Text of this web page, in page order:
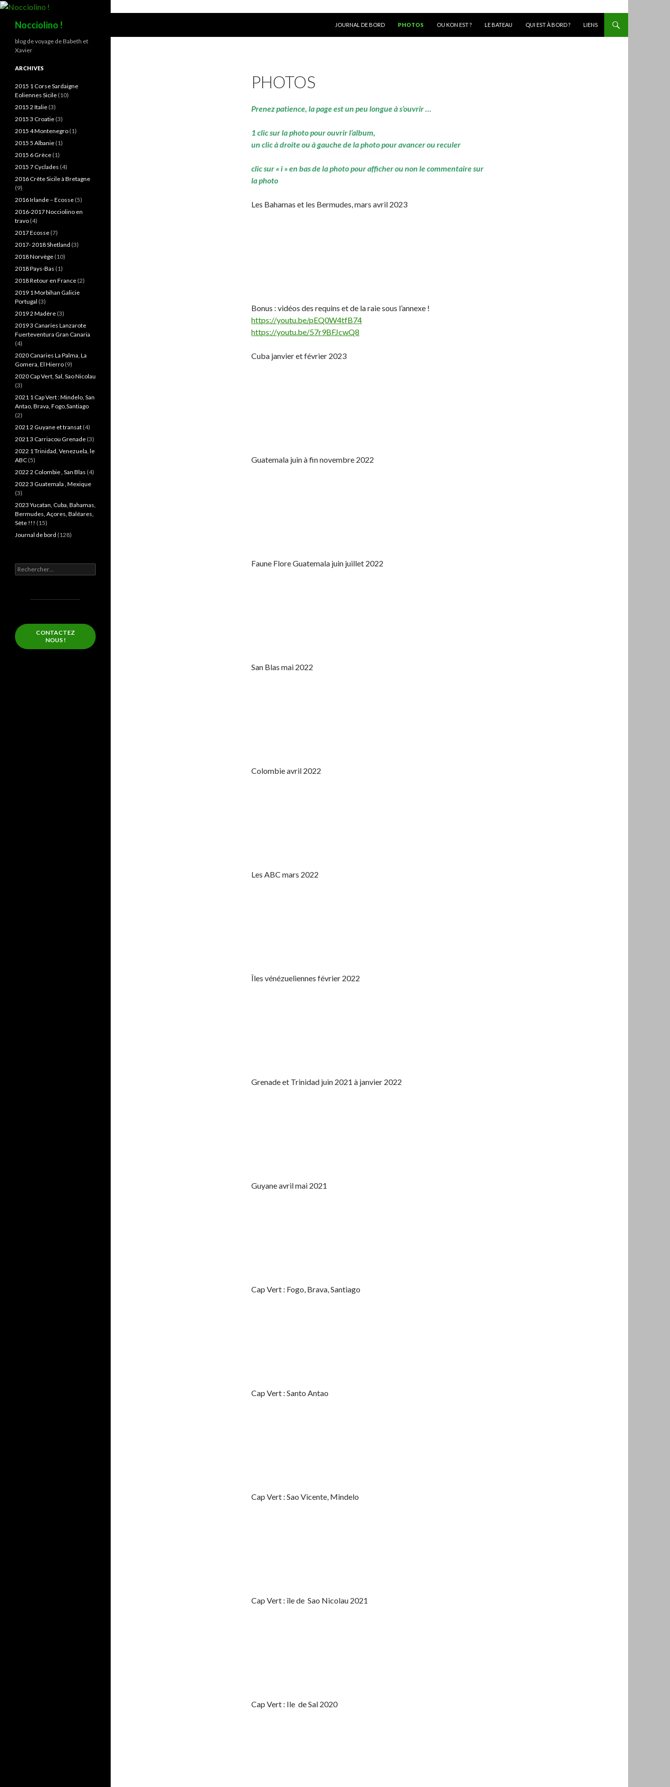
Nocciolino !
JOURNAL DE BORD
PHOTOS OU KON EST ? LE BATEAU QUI EST À BORD ? LIENS
PHOTOS
Prenez patience, la page est un peu longue à s’ouvrir …
1 clic sur la photo pour ouvrir l’album,
un clic à droite ou à gauche de la photo pour avancer ou reculer
clic sur « i » en bas de la photo pour afficher ou non le commentaire sur
la photo
Les Bahamas et les Bermudes, mars avril 2023
Bonus : vidéos des requins et de la raie sous l’annexe !
https://youtu.be/pEQ0W4tfB74
https://youtu.be/57r9BFJcwQ8
Cuba janvier et février 2023
Guatemala juin à fin novembre 2022
Faune Flore Guatemala juin juillet 2022
San Blas mai 2022
Colombie avril 2022
Les ABC mars 2022
Îles vénézueliennes février 2022
Grenade et Trinidad juin 2021 à janvier 2022
Guyane avril mai 2021
Cap Vert : Fogo, Brava, Santiago
Cap Vert : Santo Antao
Cap Vert : Sao Vicente, Mindelo
Cap Vert : île de Sao Nicolau 2021
Cap Vert : Ile de Sal 2020
blog de voyage de Babeth et
Xavier
ARCHIVES
2015 1 Corse Sardaigne
Eoliennes Sicile (10)
2015 2 Italie (3)
2015 3 Croatie (3)
2015 4 Montenegro (1)
2015 5 Albanie (1)
2015 6 Grèce (1)
2015 7 Cyclades (4)
2016 Crête Sicile à Bretagne
(9)
2016 Irlande – Ecosse (5)
2016-2017 Nocciolino en
travo (4)
2017 Ecosse (7)
2017- 2018 Shetland (3)
2018 Norvège (10)
2018 Pays-Bas (1)
2018 Retour en France (2)
2019 1 Morbihan Galicie
Portugal (3)
2019 2 Madère (3)
2019 3 Canaries Lanzarote
Fuerteventura Gran Canaria
(4)
2020 Canaries La Palma, La
Gomera, El Hierro (9)
2020 Cap Vert, Sal, Sao Nicolau
(3)
2021 1 Cap Vert : Mindelo, San
Antao, Brava, Fogo,Santiago
(2)
2021 2 Guyane et transat (4)
2021 3 Carriacou Grenade (3)
2022 1 Trinidad, Venezuela, le
ABC (5)
2022 2 Colombie , San Blas (4)
2022 3 Guatemala , Mexique
(3)
2023 Yucatan, Cuba, Bahamas,
Bermudes, Açores, Baléares,
Sète !!! (15)
Journal de bord (128)
Rechercher :
CONTACTEZ
NOUS !